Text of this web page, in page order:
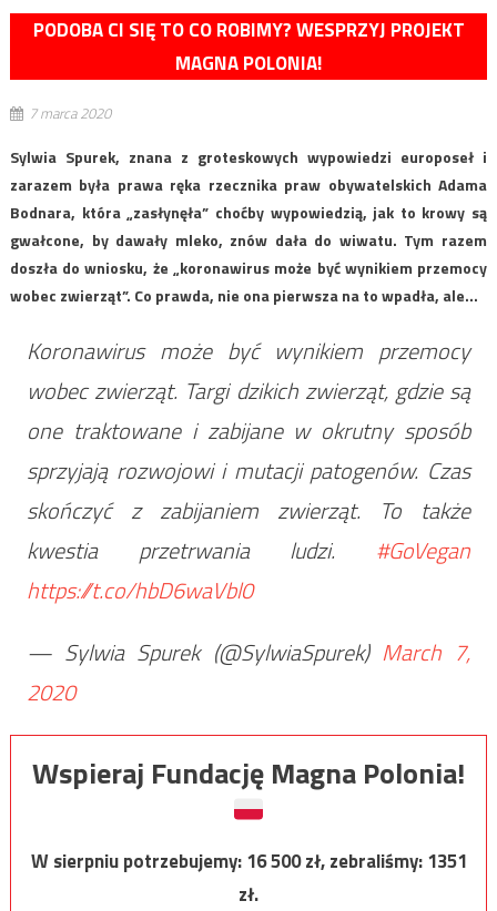
PODOBA CI SIĘ TO CO ROBIMY? WESPRZYJ PROJEKT
MAGNA POLONIA!
7 marca 2020
Sylwia Spurek, znana z groteskowych wypowiedzi europoseł i
zarazem była prawa ręka rzecznika praw obywatelskich Adama
Bodnara, która „zasłynęła” choćby wypowiedzią, jak to krowy są
gwałcone, by dawały mleko, znów dała do wiwatu. Tym razem
doszła do wniosku, że „koronawirus może być wynikiem przemocy
wobec zwierząt”. Co prawda, nie ona pierwsza na to wpadła, ale…
Koronawirus może być wynikiem przemocy
wobec zwierząt. Targi dzikich zwierząt, gdzie są
one traktowane i zabijane w okrutny sposób
sprzyjają rozwojowi i mutacji patogenów. Czas
skończyć z zabijaniem zwierząt. To także
kwestia przetrwania ludzi. #GoVegan
https://t.co/hbD6waVbl0
— Sylwia Spurek (@SylwiaSpurek) March 7,
2020
Wspieraj Fundację Magna Polonia!
W sierpniu potrzebujemy:16 500zł, zebraliśmy:1351
zł.